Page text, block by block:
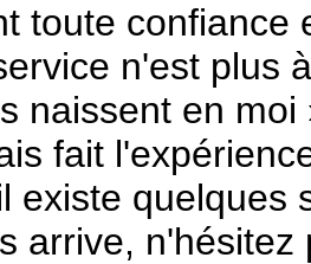
toute confiance
n'est plus
naissent en moi
fait
existe quelques
arrive, n'hésitez